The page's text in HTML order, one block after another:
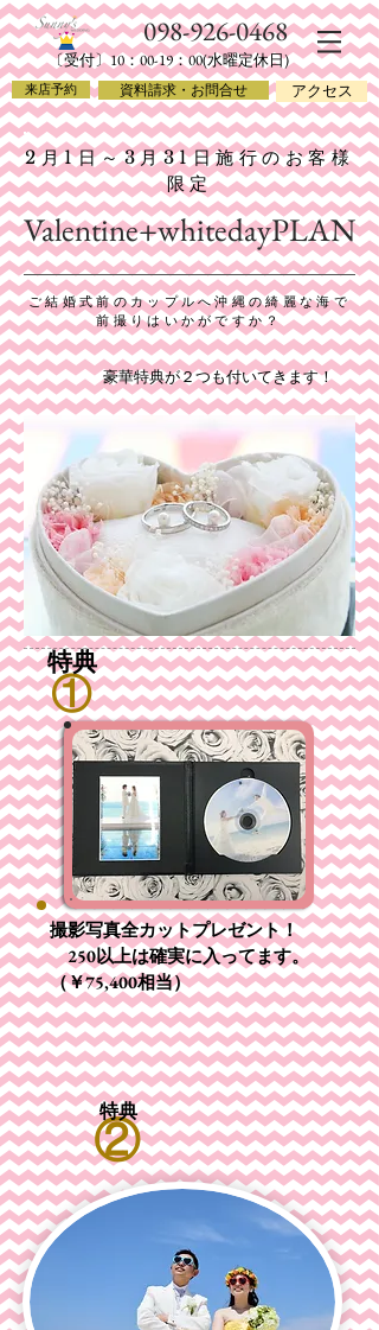
資料請求・お問合せ アクセス
来店予約
​098-926-0468
​〔受付〕10：00-19：00(水曜定休日)
​豪華特典が２つも付いてきます！
​②
特典
​①
特典
撮影写真全カットプレゼント！
250以上は確実に入ってます。
（￥75,400相当）
​ご結婚式前のカップルへ沖縄の綺麗な海で
前撮りはいかがですか？​
​Valentine+whitedayPLAN
​2月1日～3月31日施行のお客様
限定
​①